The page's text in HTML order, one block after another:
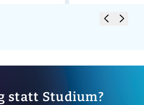
statt Studium?